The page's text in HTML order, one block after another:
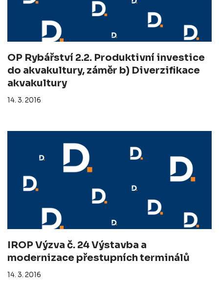
OP Rybářství 2.2. Produktivní investice
do akvakultury, záměr b) Diverzifikace
akvakultury
14. 3. 2016
IROP Výzva č. 24 Výstavba a
modernizace přestupních terminálů
14. 3. 2016